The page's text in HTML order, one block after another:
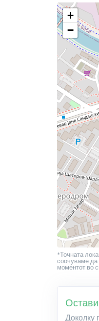
+
−
*Точната
соочуваме да
моментот во
Доколку